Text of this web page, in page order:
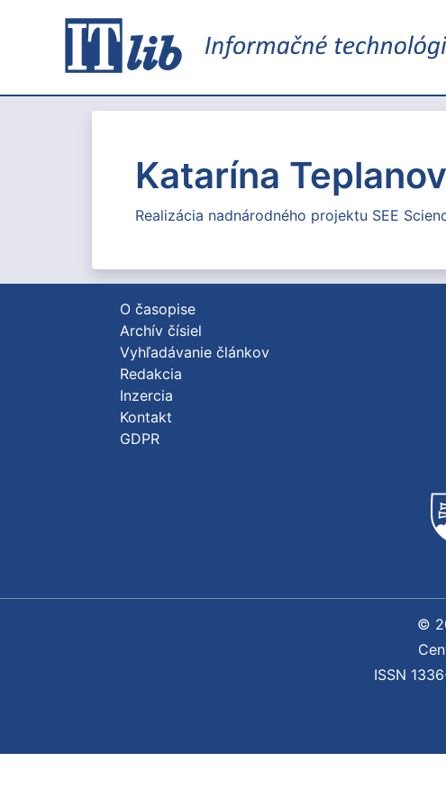
Katarína
Realizácia nadnárodného projektu SEE
O časopise
Archív čísiel
Vyhľadávanie článkov
Redakcia
Inzercia
Kontakt
GDPR
©
ISSN